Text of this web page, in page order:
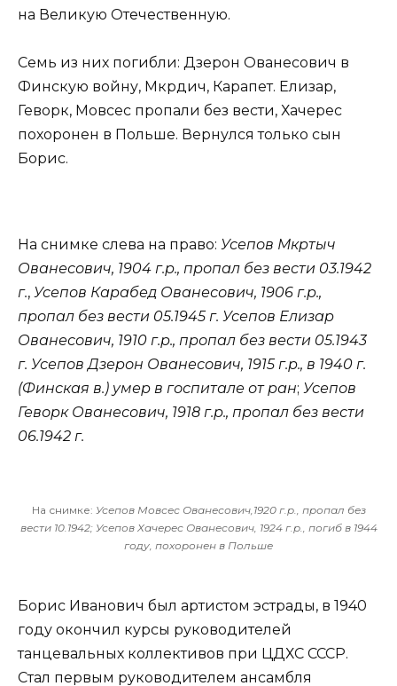
на Великую Отечественную.
Семь из них погибли: Дзерон Ованесович в
Финскую войну, Мкрдич, Карапет. Елизар,
Геворк, Мовсес пропали без вести, Хачерес
похоронен в Польше. Вернулся только сын
Борис.
На снимке слева на право: Усепов Мкртыч
Ованесович, 1904 г.р., пропал без вести 03.1942
г., Усепов Карабед Ованесович, 1906 г.р.,
пропал без вести 05.1945 г. Усепов Елизар
Ованесович, 1910 г.р., пропал без вести 05.1943
г. Усепов Дзерон Ованесович, 1915 г.р., в 1940 г.
(Финская в.) умер в госпитале от ран; Усепов
Геворк Ованесович, 1918 г.р., пропал без вести
06.1942 г.
На снимке: Усепов Мовсес Ованесович,1920 г.р., пропал без
вести 10.1942; Усепов Хачерес Ованесович, 1924 г.р., погиб в 1944
году, похоронен в Польше
Борис Иванович был артистом эстрады, в 1940
году окончил курсы руководителей
танцевальных коллективов при ЦДХС СССР.
Стал первым руководителем ансамбля